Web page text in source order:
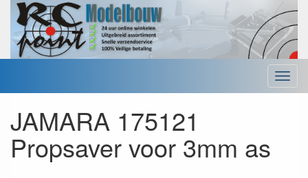
Menu
JAMARA 175121
Propsaver voor 3mm as